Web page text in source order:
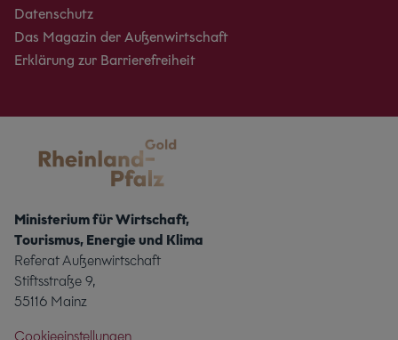
Datenschutz
Das Magazin der Außenwirtschaft
Erklärung zur Barrierefreiheit
Ministerium für Wirtschaft,
Tourismus, Energie und Klima
Referat Außenwirtschaft
Stiftsstraße 9,
55116 Mainz
Cookieeinstellungen